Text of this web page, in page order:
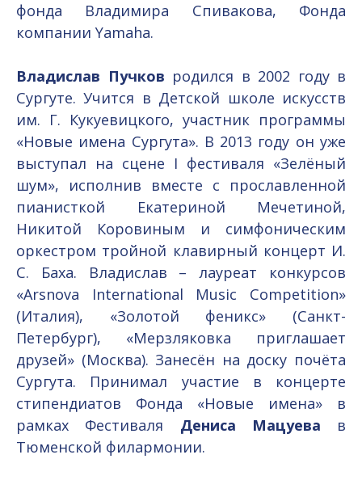
фонда Владимира Спивакова, Фонда
компании Yamaha.
Владислав Пучков родился в 2002 году в
Сургуте. Учится в Детской школе искусств
им. Г. Кукуевицкого, участник программы
«Новые имена Сургута». В 2013 году он уже
выступал на сцене I фестиваля «Зелёный
шум», исполнив вместе с прославленной
пианисткой Екатериной Мечетиной,
Никитой Коровиным и симфоническим
оркестром тройной клавирный концерт И.
С. Баха. Владислав – лауреат конкурсов
«Arsnova International Music Competition»
(Италия), «Золотой феникс» (Санкт-
Петербург), «Мерзляковка приглашает
друзей» (Москва). Занесён на доску почёта
Сургута. Принимал участие в концерте
стипендиатов Фонда «Новые имена» в
рамках Фестиваля Дениса Мацуева в
Тюменской филармонии.